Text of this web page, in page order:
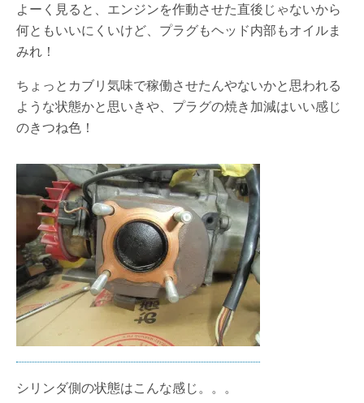
よーく見ると、エンジンを作動させた直後じゃないから
何ともいいにくいけど、プラグもヘッド内部もオイルま
みれ！
ちょっとカブリ気味で稼働させたんやないかと思われる
ような状態かと思いきや、プラグの焼き加減はいい感じ
のきつね色！
シリンダ側の状態はこんな感じ。。。